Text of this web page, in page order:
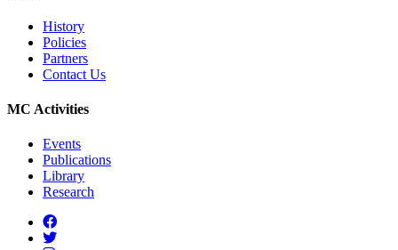
History
Policies
Partners
Contact Us
MC Activities
Events
Publications
Library
Research